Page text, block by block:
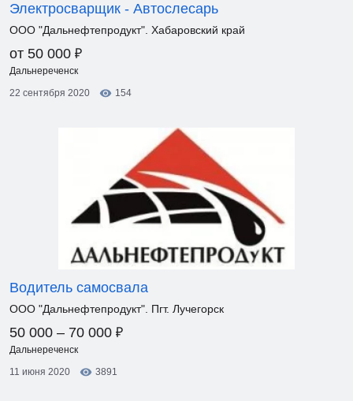
Электросварщик - Автослесарь
ООО "Дальнефтепродукт". Хабаровский край
от 50 000 ₽
Дальнереченск
22 сентября 2020
154
Водитель самосвала
ООО "Дальнефтепродукт". Пгт. Лучегорск
50 000 – 70 000 ₽
Дальнереченск
11 июня 2020
3891